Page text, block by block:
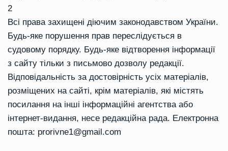
2
Всі права захищені діючим законодавством України.
Будь-яке порушення прав переслідується в
судовому порядку. Будь-яке відтворення інформації
з сайту тільки з письмово дозволу редакції.
Відповідальність за достовірність усіх матеріалів,
розміщених на сайті, крім матеріалів, які містять
посилання на інші інформаційні агентства або
інтернет-видання, несе редакційна рада. Електронна
пошта: prorivne1@gmail.com